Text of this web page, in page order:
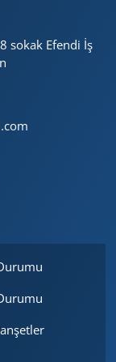
sokak Efendi İş